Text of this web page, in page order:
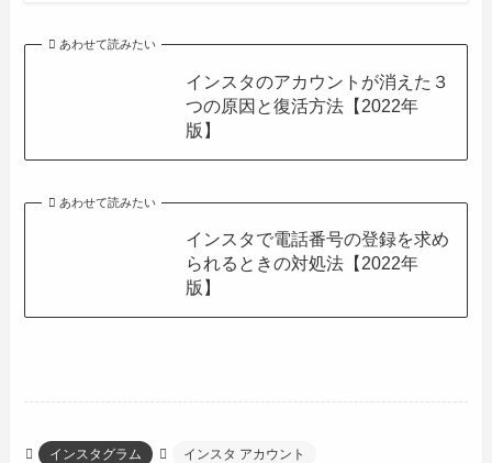
あわせて読みたい
インスタのアカウントが消えた３
つの原因と復活方法【2022年
版】
あわせて読みたい
インスタで電話番号の登録を求め
られるときの対処法【2022年
版】
インスタグラム インスタ アカウント